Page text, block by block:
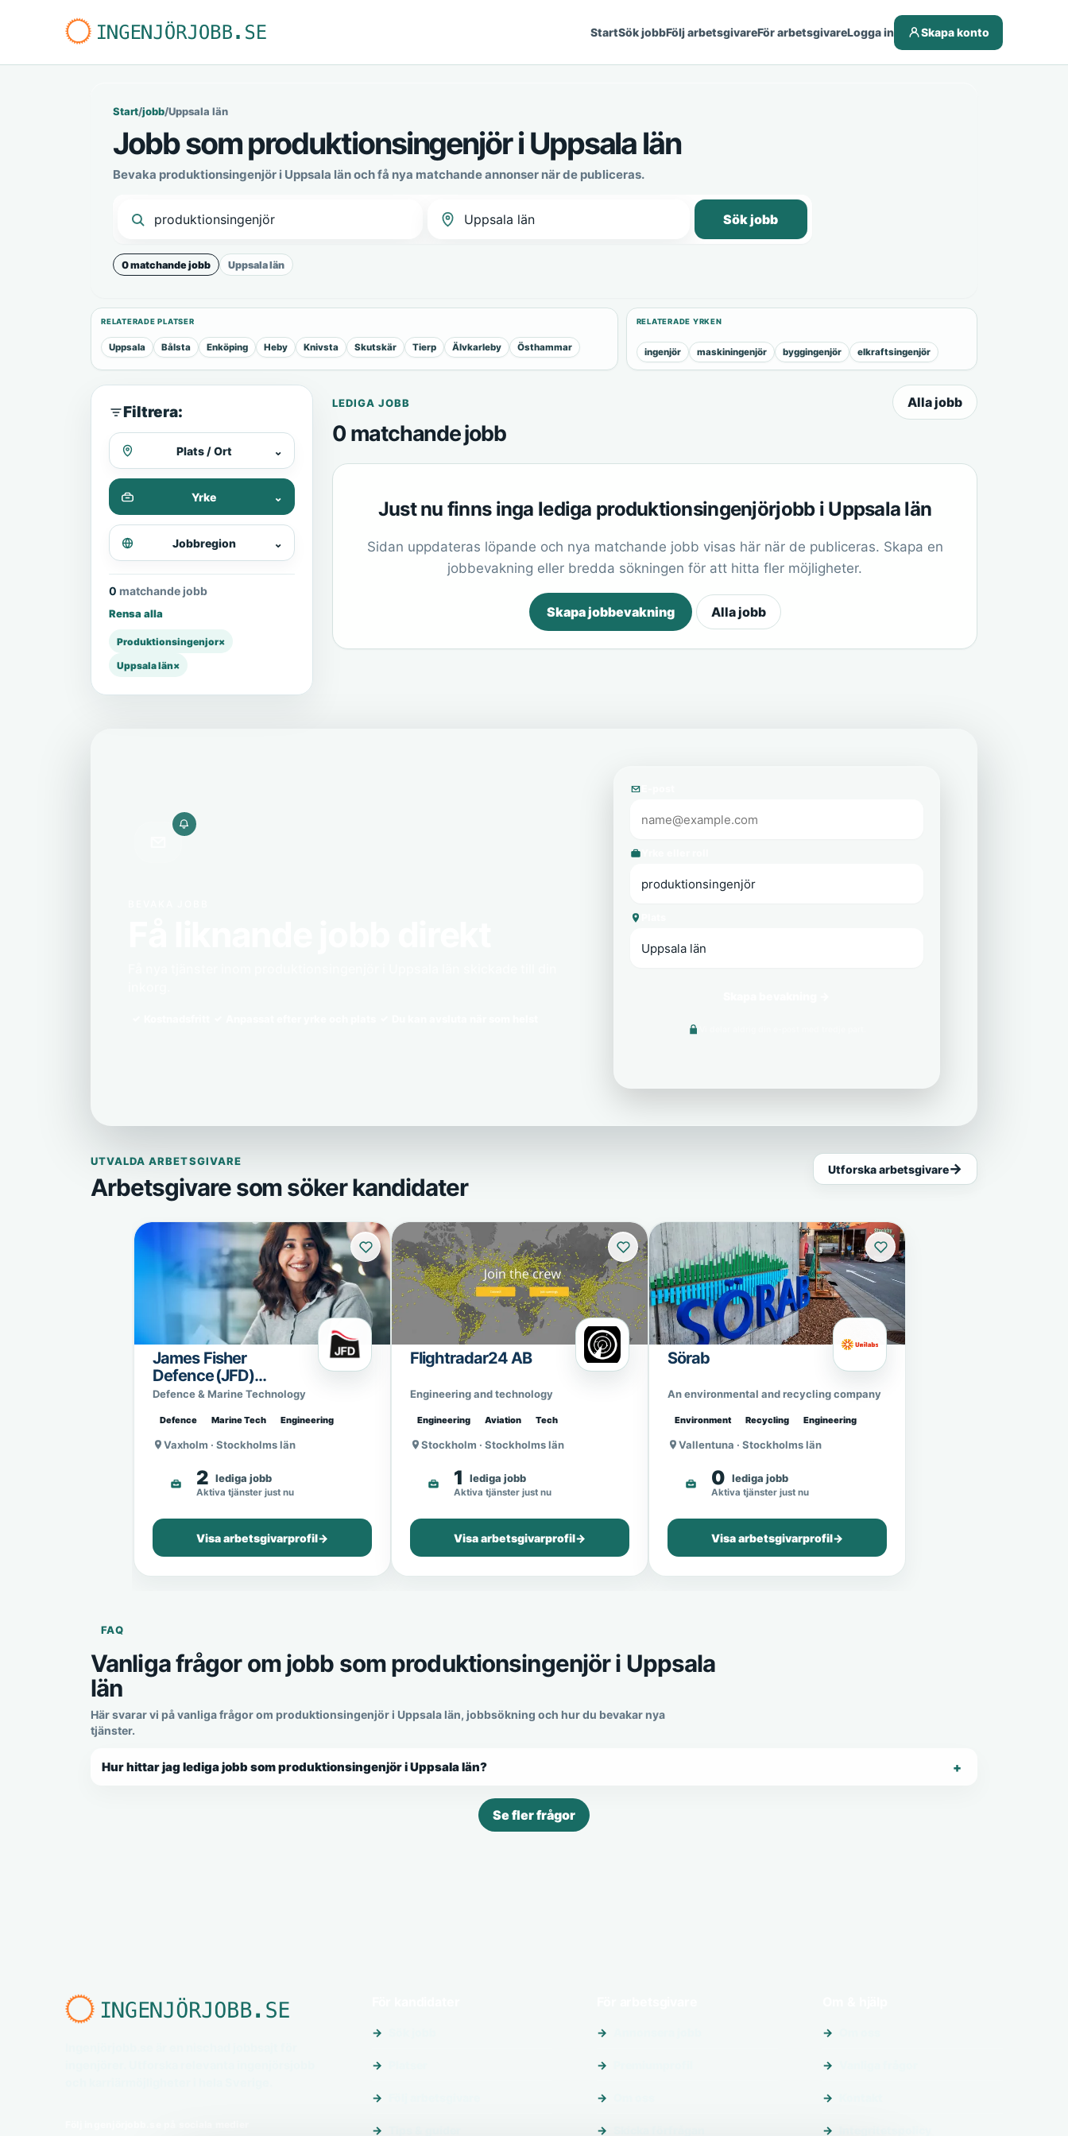
StartSök jobbFölj arbetsgivareFör arbetsgivareLogga in Skapa konto
Start/jobb/Uppsala län
Jobb som produktionsingenjör i Uppsala län
Bevaka produktionsingenjör i Uppsala län och få nya matchande annonser när de publiceras.
Sök jobb
0 matchande jobb Uppsala län
RELATERADE PLATSER
Uppsala Bålsta Enköping Heby Knivsta Skutskär Tierp Älvkarleby Östhammar
RELATERADE YRKEN
ingenjör maskiningenjör byggingenjör elkraftsingenjör
Filtrera:
Plats / Ort ⌄
Yrke ⌄
Jobbregion ⌄
0 matchande jobb
Rensa alla
Produktionsingenjor×
Uppsala län×
LEDIGA JOBB
0 matchande jobb
Alla jobb
Just nu finns inga lediga produktionsingenjörjobb i Uppsala län
Sidan uppdateras löpande och nya matchande jobb visas här när de publiceras. Skapa en
jobbevakning eller bredda sökningen för att hitta fler möjligheter.
Skapa jobbevakning Alla jobb
UTVALDA ARBETSGIVARE
Arbetsgivare som söker kandidater
Utforska arbetsgivare
James Fisher
Defence (JFD)
Sweden
Defence & Marine Technology
Defence Marine Tech Engineering
Vaxholm · Stockholms län
2 lediga jobb
Aktiva tjänster just nu
Visa arbetsgivarprofil→
Flightradar24 AB
Engineering and technology
Engineering Aviation Tech
Stockholm · Stockholms län
1 lediga jobb
Aktiva tjänster just nu
Visa arbetsgivarprofil→
Sörab
An environmental and recycling company
Environment Recycling Engineering
Vallentuna · Stockholms län
0 lediga jobb
Aktiva tjänster just nu
Visa arbetsgivarprofil→
FAQ
Vanliga frågor om jobb som produktionsingenjör i Uppsala
län
Här svarar vi på vanliga frågor om produktionsingenjör i Uppsala län, jobbsökning och hur du bevakar nya
tjänster.
Hur hittar jag lediga jobb som produktionsingenjör i Uppsala län?
Se fler frågor